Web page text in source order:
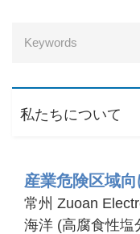
私たちについて
産業危険区域
常州 Zuoan
海洋 (高腐食性塩